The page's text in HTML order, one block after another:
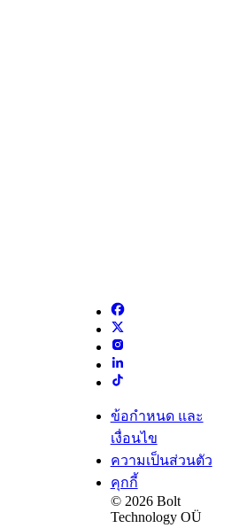
ข้อกำหนด และ
เงื่อนไข
ความเป็นส่วนตัว
คุกกี้
© 2026 Bolt
Technology OÜ